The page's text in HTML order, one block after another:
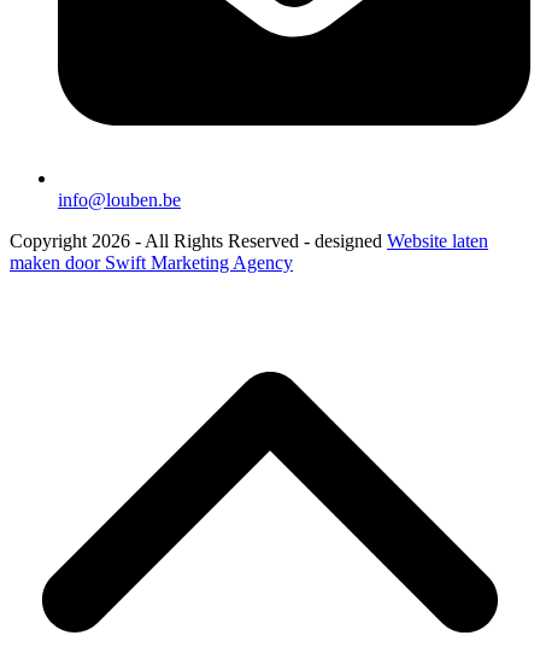
info@louben.be
Copyright 2026 - All Rights Reserved - designed Website laten
maken door Swift Marketing Agency